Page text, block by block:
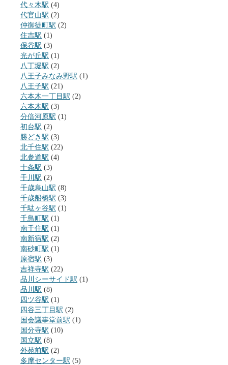
代々木駅 (4)
代官山駅 (2)
仲御徒町駅 (2)
住吉駅 (1)
保谷駅 (3)
光が丘駅 (1)
八丁堀駅 (2)
八王子みなみ野駅 (1)
八王子駅 (21)
六本木一丁目駅 (2)
六本木駅 (3)
分倍河原駅 (1)
初台駅 (2)
勝どき駅 (3)
北千住駅 (22)
北参道駅 (4)
十条駅 (3)
千川駅 (2)
千歳烏山駅 (8)
千歳船橋駅 (3)
千駄ヶ谷駅 (1)
千鳥町駅 (1)
南千住駅 (1)
南新宿駅 (2)
南砂町駅 (1)
原宿駅 (3)
吉祥寺駅 (22)
品川シーサイド駅 (1)
品川駅 (8)
四ツ谷駅 (1)
四谷三丁目駅 (2)
国会議事堂前駅 (1)
国分寺駅 (10)
国立駅 (8)
外苑前駅 (2)
多摩センター駅 (5)